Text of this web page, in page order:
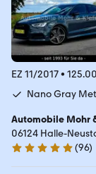
EZ 11/2017•
Nano Gray
Automobile Mohr
06124 Halle-
4.8 Sterne
(96)